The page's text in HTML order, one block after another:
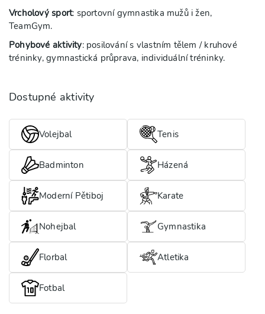
Vrcholový sport: sportovní gymnastika mužů i žen,
TeamGym.
Pohybové aktivity: posilování s vlastním tělem / kruhové
tréninky, gymnastická průprava, individuální tréninky.
Dostupné aktivity
Volejbal Tenis
Badminton Házená
Moderní Pětiboj Karate
Nohejbal Gymnastika
Florbal Atletika
Fotbal